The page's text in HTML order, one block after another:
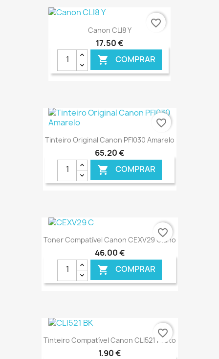
€ ONLINE
Canon CLI8 Y
17,50 €
 COMPRAR
€ ONLINE
favorite_border
Tinteiro Original Canon PFI030 Amarelo
65,20 €
 COMPRAR
favorite_border
Toner Compatível Canon CEXV29 Ciano
46,00 €
 COMPRAR
€ ONLINE
favorite_border
Tinteiro Compatível Canon CLI521 Preto
1,90 €
favorite_border